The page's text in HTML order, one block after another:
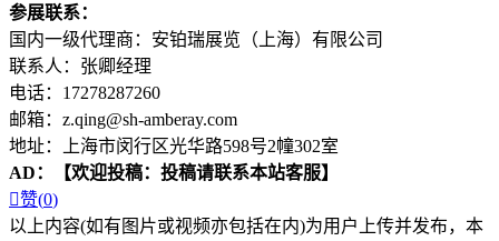
参展联系：
国内一级代理商：安铂瑞展览（上海）有限公司
联系人：张卿经理
电话：17278287260
邮箱：z.qing@sh-amberay.com
地址：上海市闵行区光华路598号2幢302室
AD：
【欢迎投稿：投稿请联系本站客服】
赞(0)
以上内容(如有图片或视频亦包括在内)为用户上传并发布，本